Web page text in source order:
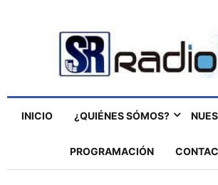
INICIO ¿QUIÉNES SÓMOS?
PROGRAMACIÓN